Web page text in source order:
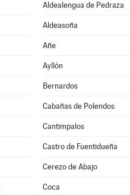
Aldealengua de Pedraza
Aldeasoña
Añe
Ayllón
Bernardos
Cabañas de Polendos
Cantimpalos
Castro de Fuentidueña
Cerezo de Abajo
Coca